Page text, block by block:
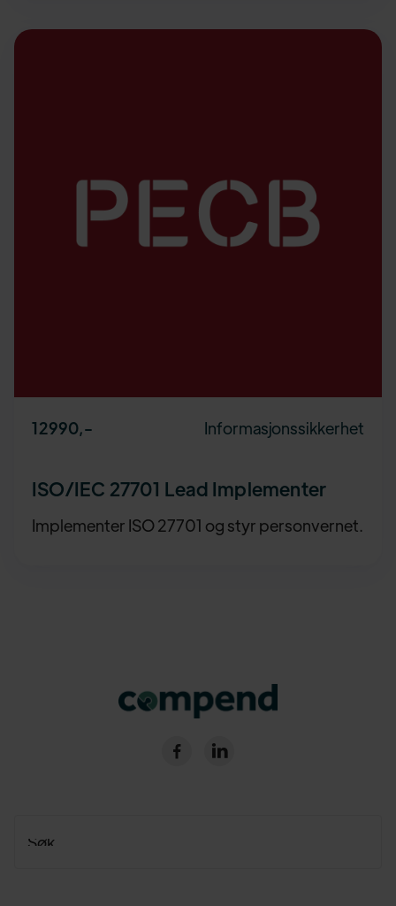
12990,- Informasjonssikkerhet
ISO/IEC 27701 Lead Implementer
Implementer ISO 27701 og styr personvernet.
 